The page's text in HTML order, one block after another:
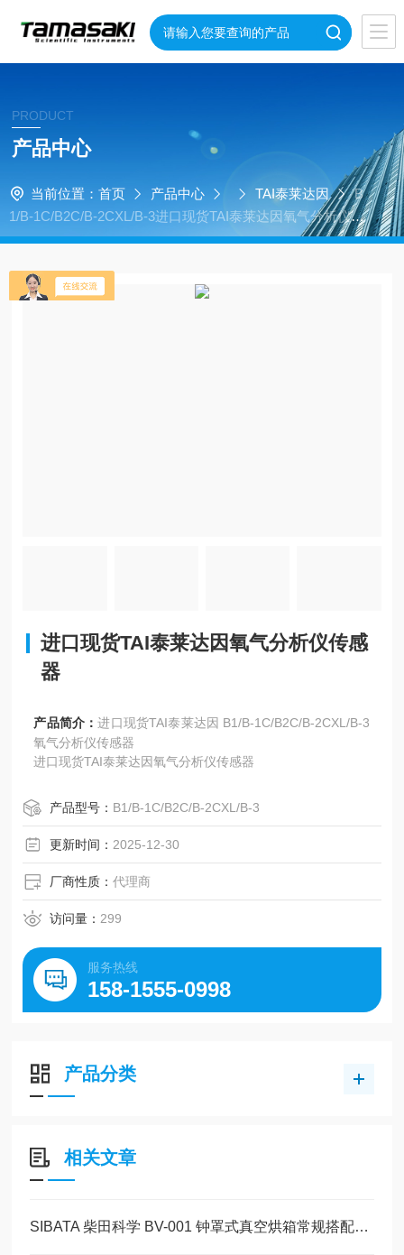
PRODUCT
产品中心
当前位置： 首页 产品中心 TAI泰莱达因
B
1/B-1C/B2C/B-2CXL/B-3进口现货TAI泰莱达因氧气分析仪传
感器
进口现货TAI泰莱达因氧气分析仪传感
器
产品简介：进口现货TAI泰莱达因 B1/B-1C/B2C/B-2CXL/B-3
氧气分析仪传感器
进口现货TAI泰莱达因氧气分析仪传感器
产品型号： B1/B-1C/B2C/B-2CXL/B-3
更新时间： 2025-12-30
厂商性质：代理商
访问量： 299
服务热线
158-1555-0998
产品分类
相关文章
SIBATA 柴田科学 BV-001 钟罩式真空烘箱常规搭配泵行选购指南